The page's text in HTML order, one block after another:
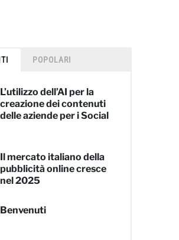
POPOLARI
L’utilizzo dell’AI per la
creazione dei contenuti
delle aziende per i Social
Il mercato italiano della
pubblicità online cresce
nel 2025
Benvenuti